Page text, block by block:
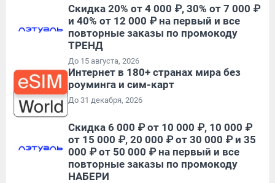
Скидка 20% от 4 000 ₽, 30% от 7 000 ₽
и 40% от 12 000 ₽ на первый и все
повторные заказы по промокоду
ТРЕНД
До 15 августа, 2026
Интернет в 180+ странах мира без
роуминга и сим-карт
До 31 декабря, 2026
Скидка 6 000 ₽ от 10 000 ₽, 10 000 ₽
от 15 000 ₽, 20 000 ₽ от 30 000 ₽ и 35
000 ₽ от 50 000 ₽ на первый и все
повторные заказы по промокоду
НАБЕРИ